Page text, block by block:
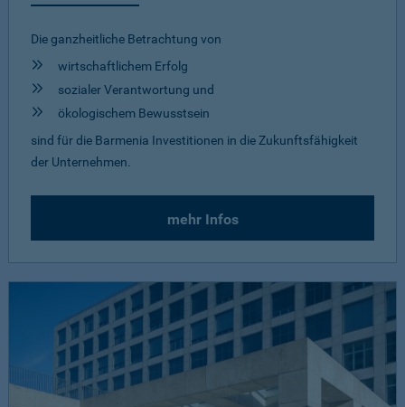
Die ganzheitliche Betrachtung von
wirtschaftlichem Erfolg
sozialer Verantwortung und
ökologischem Bewusstsein
sind für die Barmenia Investitionen in die Zukunftsfähigkeit
der Unternehmen.
mehr Infos